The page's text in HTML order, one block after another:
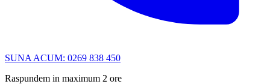
SUNA ACUM: 0269 838 450
Raspundem in maximum 2 ore